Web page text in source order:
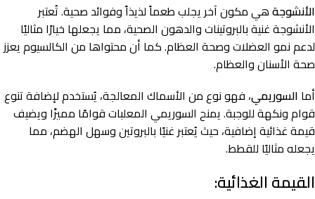
الأنشوجةهي مكون آخر يجلب طعماً لذيذاً وفوائد صحية. تُعتبر
الأنشوجة غنية بالبروتينات والدهون الصحية، مما يجعلها خيارًا مثاليًا
لدعم نمو العضلات وصحة العظام. كما أن محتواها من الكالسيوم يعزز
صحة الأسنان والعظام.
أما السوريمي، فهو نوع من الأسماك المعالجة، يُستخدم لإضافة تنوع
قوام ونكهة للوجبة. يمنح السوريمي المعلبات قوامًا مميزًا ويضيف
قيمة غذائية إضافية، حيث يُعتبر غنيًا بالبروتين وسهل الهضم، مما
يجعله مثاليًا للقطط.
القيمة الغذائية: